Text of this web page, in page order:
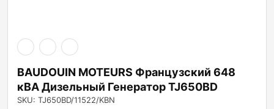
BAUDOUIN MOTEURS Французский 648
кВА Дизельный Генератор TJ650BD
SKU: TJ650BD/11522/KBN